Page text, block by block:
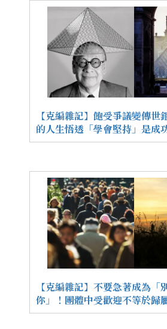
【克編雜記】飽受爭議變傳世
的人生悟透「學會堅持」是成
【克編雜記】不要急著成為「
你」！團體中受歡迎不等於歸